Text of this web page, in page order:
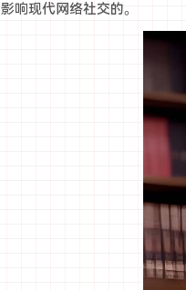
影响现代网络社交的。